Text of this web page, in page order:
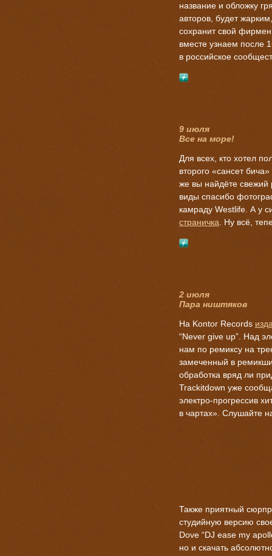
название и обложку
авторов, будет
сохранит свой
вместе узнаем после
в российское
9 июля
Все на море!
Для всех, кто хотел
второго «сансет
же вы найдёте
виды спасибо
камраду Westlife. А у
страничка . Ну всё,
2 июля
Пара ништяков
На Kontor Records
“Never give up”. Над
нам по ремиксу на
замеченный в
обработка вряд ли
Trackitdown уже
электро-прогрессив
в чартах». Слушайте
Также приятный
студийную версию
Dove “DJ ease my
но и скачать